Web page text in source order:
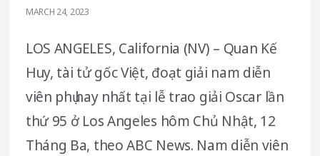
MARCH 24, 2023
LOS ANGELES, California (NV) – Quan Kế
Huy, tài tử gốc Việt, đoạt giải nam diễn
viên phụ hay nhất tại lễ trao giải Oscar lần
thứ 95 ở Los Angeles hôm Chủ Nhật, 12
Tháng Ba, theo ABC News. Nam diễn viên